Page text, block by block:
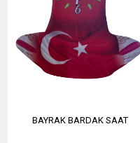
BAYRAK BARDAK SAAT